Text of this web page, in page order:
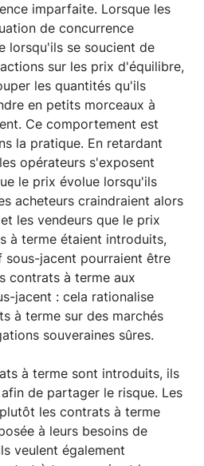
imparfaite. Lorsque les
de concurrence
lorsqu'ils se soucient de
sur les prix d'équilibre,
les quantités qu'ils
en petits morceaux à
Ce comportement est
la pratique. En retardant
opérateurs s'exposent
le prix évolue lorsqu'ils
acheteurs craindraient alors
les vendeurs que le prix
à terme étaient introduits,
sous-jacent pourraient être
contrats à terme aux
jacent : cela rationalise
à terme sur des marchés
souveraines sûres.
à terme sont introduits, ils
de partager le risque. Les
les contrats à terme
à leurs besoins de
veulent également